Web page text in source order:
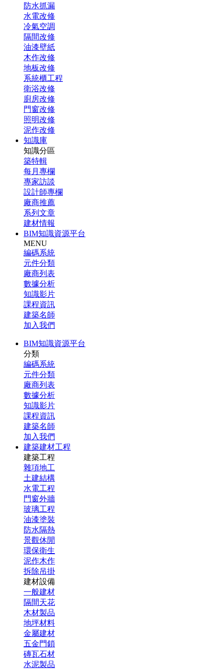
防水抓漏
水電改修
冷氣空調
隔間改修
油漆壁紙
木作改修
地板改修
系統櫃工程
衛浴改修
廚房改修
門窗改修
照明改修
泥作改修
知識庫
知識分區
築特輯
每月專欄
專家訪談
設計師專欄
廠商推薦
系列文章
建材情報
BIM知識資源平台
MENU
編碼系統
元件分類
廠商列表
數據分析
知識影片
課程資訊
建築名師
加入我們
BIM知識資源平台
分類
編碼系統
元件分類
廠商列表
數據分析
知識影片
課程資訊
建築名師
加入我們
建築建材工程
建築工程
雜項地工
土建結構
水電工程
門窗外牆
玻璃工程
油漆塗裝
防水隔熱
景觀休閒
環保衛生
泥作木作
拆除吊掛
建材設備
一般建材
隔間天花
木材製品
地坪材料
金屬建材
五金門鎖
磚瓦石材
水泥製品